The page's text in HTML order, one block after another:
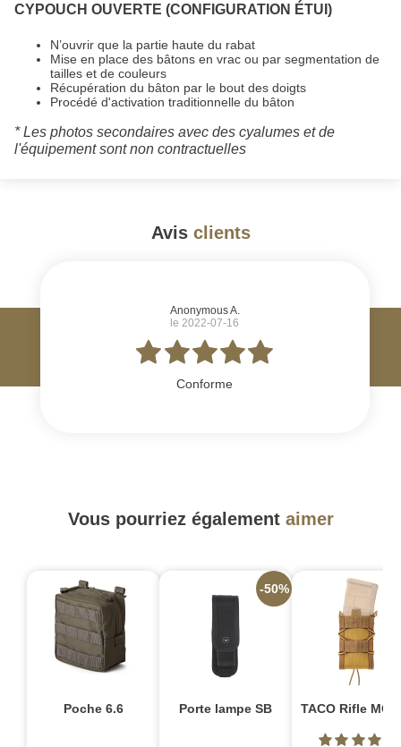
CYPOUCH OUVERTE (CONFIGURATION ÉTUI)
N’ouvrir que la partie haute du rabat
Mise en place des bâtons en vrac ou par segmentation de
tailles et de couleurs
Récupération du bâton par le bout des doigts
Procédé d'activation traditionnelle du bâton
* Les photos secondaires avec des cyalumes et de
l'équipement sont non contractuelles
Avis clients
Anonymous A.
le 2022-07-16
Conforme
Vous pourriez également aimer
Poche 6.6 Porte lampe SB
-50%
TACO Rifle